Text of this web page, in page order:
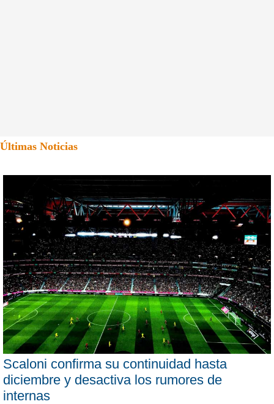
Últimas Noticias
Scaloni confirma su continuidad hasta
diciembre y desactiva los rumores de
internas